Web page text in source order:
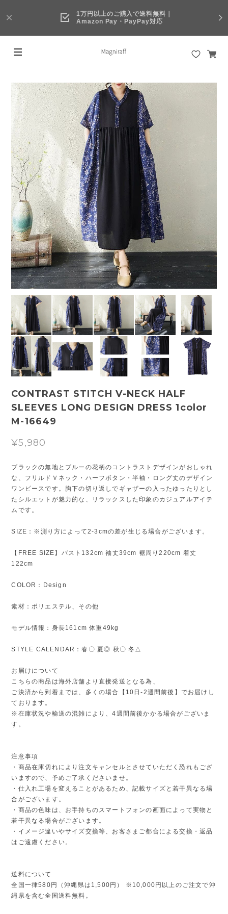
1万円以上のご購入で送料無料｜
Amazon Pay・PayPay対応
CONTRAST STITCH V-NECK HALF
SLEEVES LONG DESIGN DRESS 1color
M-16649
¥5,980
ブラックの無地とブルーの花柄のコントラストデザインがおしゃれ
な、フリルドＶネック・ハーフボタン・半袖・ロング丈のデザイン
ワンピースです。胸下の切り返しでギャザーの入ったゆったりとし
たシルエットが魅力的な、リラックスした印象のカジュアルアイテ
ムです。
SIZE：※測り方によって2-3cmの差が生じる場合がございます。
【FREE SIZE】バスト132cm 袖丈39cm 裾周り220cm 着丈
122cm
COLOR：Design
素材：ポリエステル、その他
モデル情報：身長161cm 体重49kg
STYLE CALENDAR：春〇 夏◎ 秋〇 冬△
お届けについて
こちらの商品は海外店舗より直接発送となる為、
ご決済から到着までは、多くの場合【10日-2週間前後】でお届けし
ております。
※在庫状況や輸送の混雑により、4週間前後かかる場合がございま
す。
注意事項
・商品在庫切れにより注文キャンセルとさせていただく恐れもござ
いますので、予めご了承くださいませ。
・仕入れ工場を変えることがあるため、記載サイズと若干異なる場
合がございます。
・商品の色味は、お手持ちのスマートフォンの画面によって実物と
若干異なる場合がございます。
・イメージ違いやサイズ交換等、お客さまご都合による交換・返品
はご遠慮ください。
送料について
全国一律580円（沖縄県は1,500円） ※10,000円以上のご注文で沖
縄県を含む全国送料無料。